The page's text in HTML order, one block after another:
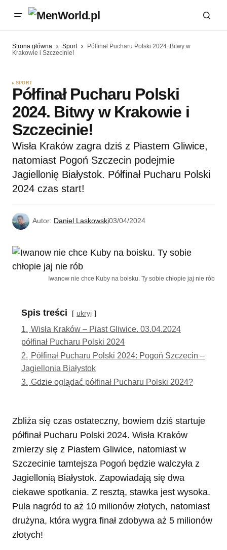
Strona główna Sport
Półfinał Pucharu Polski 2024. Bitwy w
Krakowie i Szczecinie!
SPORT
Półfinał Pucharu Polski
2024. Bitwy w Krakowie i
Szczecinie!
Wisła Kraków zagra dziś z Piastem Gliwice,
natomiast Pogoń Szczecin podejmie
Jagiellonię Białystok. Półfinał Pucharu Polski
2024 czas start!
Autor: Daniel Laskowski03/04/2024
Iwanow nie chce Kuby na boisku. Ty sobie chłopie jaj nie rób
Spis treści ukryj
1. Wisła Kraków – Piast Gliwice. 03.04.2024
półfinał Pucharu Polski 2024
2. Półfinał Pucharu Polski 2024: Pogoń Szczecin –
Jagiellonia Białystok
3. Gdzie oglądać półfinał Pucharu Polski 2024?
Zbliża się czas ostateczny, bowiem dziś startuje
półfinał Pucharu Polski 2024. Wisła Kraków
zmierzy się z Piastem Gliwice, natomiast w
Szczecinie tamtejsza Pogoń będzie walczyła z
Jagiellonią Białystok. Zapowiadają się dwa
ciekawe spotkania. Z resztą, stawka jest wysoka.
Pula nagród to aż 10 milionów złotych, natomiast
drużyna, która wygra finał zdobywa aż 5 milionów
złotych!